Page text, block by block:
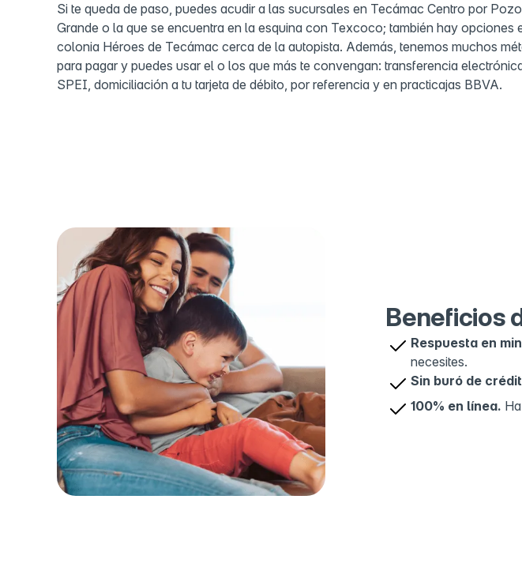
Si te queda de paso, puedes acudir a las sucursales en Tecámac Centro por Pozo
Grande o la que se encuentra en la esquina con Texcoco; también hay opciones
colonia Héroes de Tecámac cerca de la autopista. Además, tenemos muchos
para pagar y puedes usar el o los que más te convengan: transferencia
SPEI, domiciliación a tu tarjeta de débito, por referencia y en practicajas BBVA.
Beneficios
Respuesta en
necesites.
Sin buró de
100% en línea.